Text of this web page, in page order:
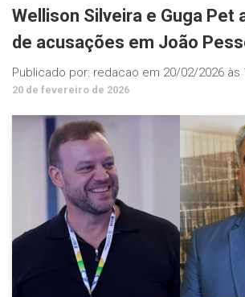
Wellison Silveira e Guga Pet
de acusações em João
Publicado por: redacao em 20/02/2026 às
20 de fevereiro de 2026